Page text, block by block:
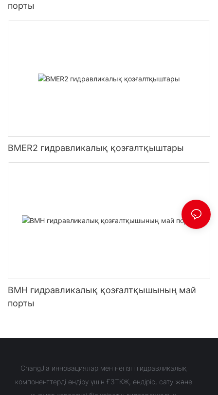
порты
BMER2 гидравликалық қозғалтқыштары
BMH гидравликалық қозғалтқышының май
порты
ChangJia инновациялар мен негізгі гидравликалық
компоненттерді өндіру үшін ҒЗТКЖ, өндіріс, сату және